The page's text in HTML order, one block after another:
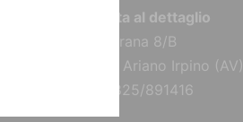
Vendita al dettaglio
Via Torana 8/B
83031 Ariano Irpino (AV)
Tel: 0825/891416